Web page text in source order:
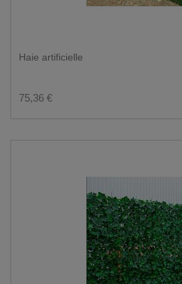
Haie artificielle
75,36 €